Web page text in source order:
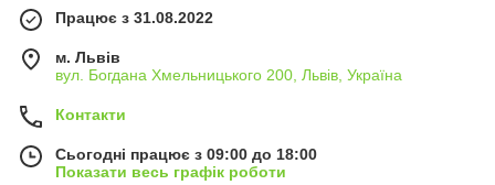
Працює з 31.08.2022
м. Львів
вул. Богдана Хмельницького 200, Львів, Україна
Контакти
Сьогодні працює з 09:00 до 18:00
Показати весь графік роботи